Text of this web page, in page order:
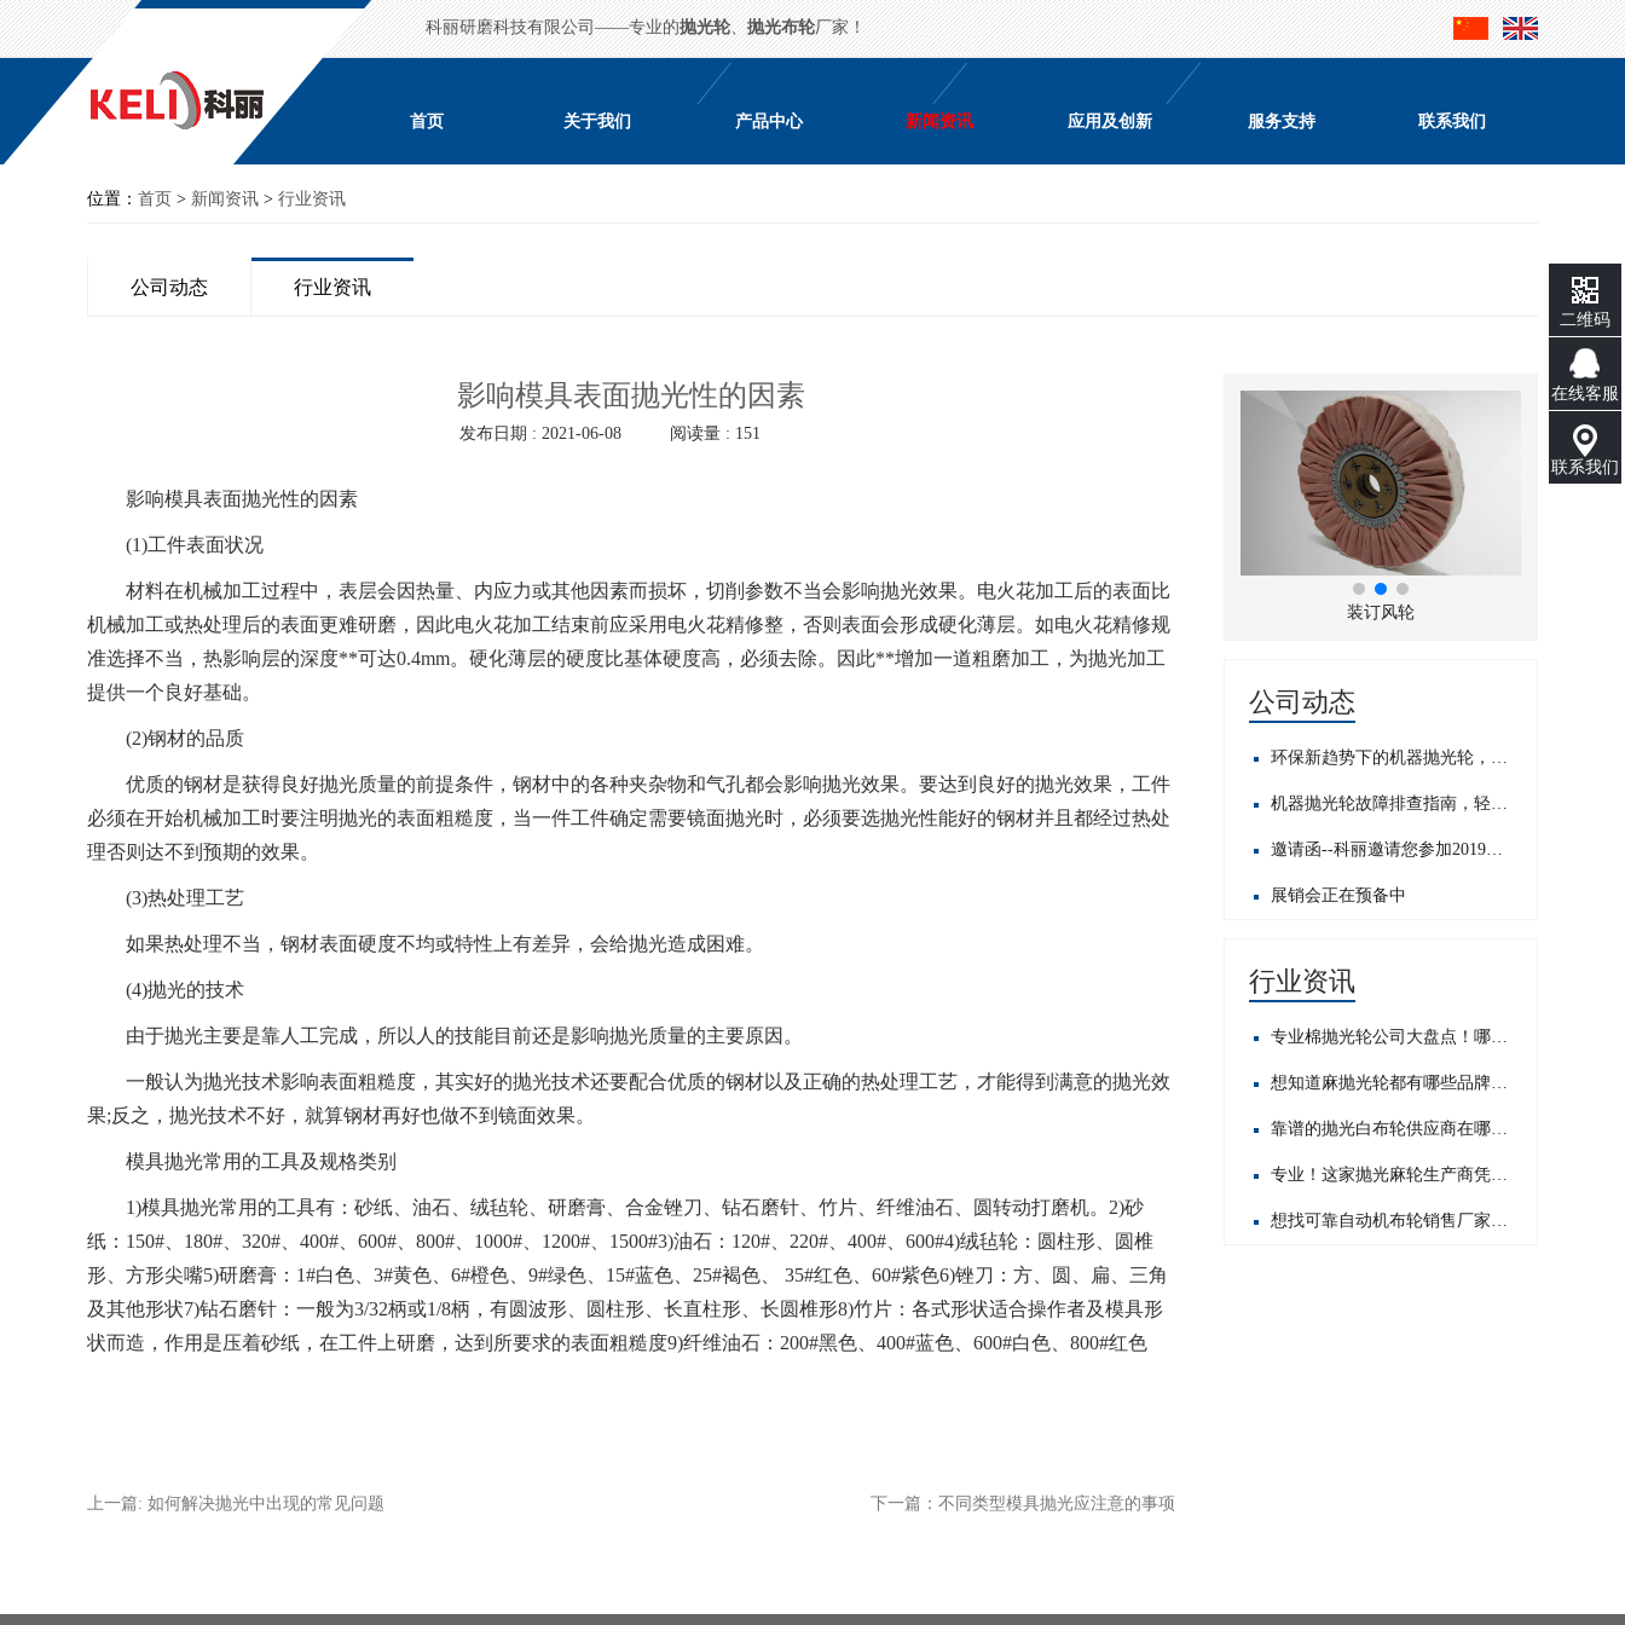
科丽研磨科技有限公司——专业的抛光轮、抛光布轮厂家！
首页 关于我们 产品中心 新闻资讯 应用及创新 服务支持 联系我们
位置： 首页 > 新闻资讯 > 行业资讯
公司动态 行业资讯
影响模具表面抛光性的因素
发布日期 : 2021-06-08 阅读量 : 151
影响模具表面抛光性的因素
(1)工件表面状况
材料在机械加工过程中，表层会因热量、内应力或其他因素而损坏，切削参数不当会影响抛光效果。电火花加工后的表面比
机械加工或热处理后的表面更难研磨，因此电火花加工结束前应采用电火花精修整，否则表面会形成硬化薄层。如电火花精修规
准选择不当，热影响层的深度**可达0.4mm。硬化薄层的硬度比基体硬度高，必须去除。因此**增加一道粗磨加工，为抛光加工
提供一个良好基础。
(2)钢材的品质
优质的钢材是获得良好抛光质量的前提条件，钢材中的各种夹杂物和气孔都会影响抛光效果。要达到良好的抛光效果，工件
必须在开始机械加工时要注明抛光的表面粗糙度，当一件工件确定需要镜面抛光时，必须要选抛光性能好的钢材并且都经过热处
理否则达不到预期的效果。
(3)热处理工艺
如果热处理不当，钢材表面硬度不均或特性上有差异，会给抛光造成困难。
(4)抛光的技术
由于抛光主要是靠人工完成，所以人的技能目前还是影响抛光质量的主要原因。
一般认为抛光技术影响表面粗糙度，其实好的抛光技术还要配合优质的钢材以及正确的热处理工艺，才能得到满意的抛光效
果;反之，抛光技术不好，就算钢材再好也做不到镜面效果。
模具抛光常用的工具及规格类别
1)模具抛光常用的工具有：砂纸、油石、绒毡轮、研磨膏、合金锉刀、钻石磨针、竹片、纤维油石、圆转动打磨机。2)砂
纸：150#、180#、320#、400#、600#、800#、1000#、1200#、1500#3)油石：120#、220#、400#、600#4)绒毡轮：圆柱形、圆椎
形、方形尖嘴5)研磨膏：1#白色、3#黄色、6#橙色、9#绿色、15#蓝色、25#褐色、 35#红色、60#紫色6)锉刀：方、圆、扁、三角
及其他形状7)钻石磨针：一般为3/32柄或1/8柄，有圆波形、圆柱形、长直柱形、长圆椎形8)竹片：各式形状适合操作者及模具形
状而造，作用是压着砂纸，在工件上研磨，达到所要求的表面粗糙度9)纤维油石：200#黑色、400#蓝色、600#白色、800#红色
上一篇: 如何解决抛光中出现的常见问题 下一篇：不同类型模具抛光应注意的事项
机器人大布轮 百折风布轮 装订风轮
公司动态
环保新趋势下的机器抛光轮，发展前景如何？
机器抛光轮故障排查指南，轻松应对常见问题​
邀请函--科丽邀请您参加2019中国国际五金展
展销会正在预备中
行业资讯
专业棉抛光轮公司大盘点！哪家才是行业佼佼者？
想知道麻抛光轮都有哪些品牌？这里为你揭晓热门之选！
靠谱的抛光白布轮供应商在哪？这几家值得你重点关注！
专业！这家抛光麻轮生产商凭啥在行业内脱颖而出？
想找可靠自动机布轮销售厂家？这几家值得你重点关注！
二维码
在线客服
联系我们